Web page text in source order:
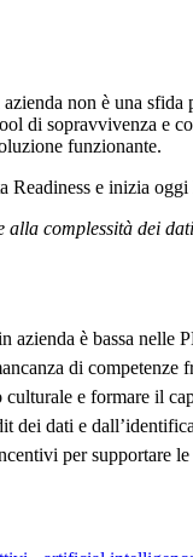
non è una
di sopravvivenza e
funzionante.
e inizia
complessità dei
azienda è bassa nelle
di competenze
e formare il
dei dati e
per supportare